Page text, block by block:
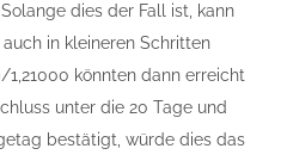
dies der Fall ist, kann
in kleineren Schritten
könnten dann erreicht
unter die 20 Tage und
bestätigt, würde dies das